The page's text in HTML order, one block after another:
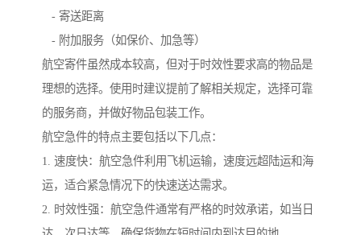
- 寄送距离
- 附加服务（如保价、加急等）
航空寄件虽然成本较高，但对于时效性要求高的物品是
理想的选择。使用时建议提前了解相关规定，选择可靠
的服务商，并做好物品包装工作。
航空急件的特点主要包括以下几点：
1. 速度快：航空急件利用飞机运输，速度远超陆运和海
运，适合紧急情况下的快速送达需求。
2. 时效性强：航空急件通常有严格的时效承诺，如当日